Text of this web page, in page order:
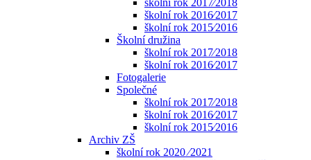
školní rok 2017⁄2018
školní rok 2016⁄2017
školní rok 2015⁄2016
Školní družina
školní rok 2017⁄2018
školní rok 2016⁄2017
Fotogalerie
Společné
školní rok 2017⁄2018
školní rok 2016⁄2017
školní rok 2015⁄2016
Archiv ZŠ
školní rok 2020 ⁄2021